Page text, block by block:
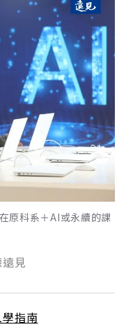
原科系＋AI或永續的課
見
指南